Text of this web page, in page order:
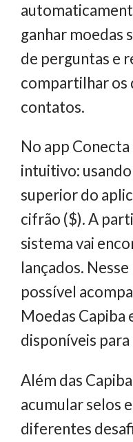
ganhar moedas
de perguntas e
compartilhar os
contatos.
No app
intuitivo:
superior do
cifrão ($). A
sistema vai
lançados.
possível
Moedas
disponíveis para
Além das
acumular selos
diferentes